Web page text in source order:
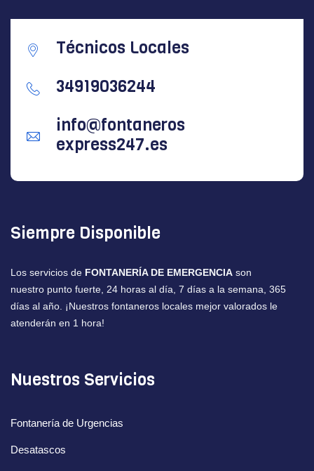
Técnicos Locales
34919036244
info@fontaneros
express247.es
Siempre Disponible
Los servicios de FONTANERÍA DE EMERGENCIA son
nuestro punto fuerte, 24 horas al día, 7 días a la semana, 365
días al año. ¡Nuestros fontaneros locales mejor valorados le
atenderán en 1 hora!
Nuestros Servicios
Fontanería de Urgencias
Desatascos